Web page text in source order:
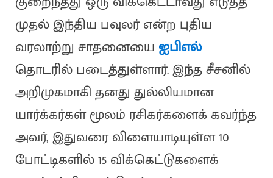
முதல் இந்திய பவுலர் என்ற புதிய
வரலாற்று சாதனையை ஐபிஎல்
தொடரில் படைத்துள்ளார். இந்த சீசனில்
அறிமுகமாகி தனது துல்லியமான
யார்க்கர்கள் மூலம் ரசிகர்களைக் கவர்ந்த
அவர், இதுவரை விளையாடியுள்ள 10
போட்டிகளில் 15 விக்கெட்டுகளைக்